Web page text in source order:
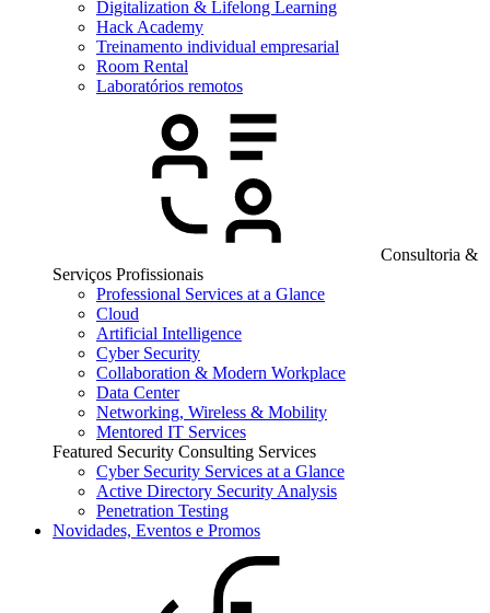
Digitalization & Lifelong Learning
Hack Academy
Treinamento individual empresarial
Room Rental
Laboratórios remotos
Consultoria &
Serviços Profissionais
Professional Services at a Glance
Cloud
Artificial Intelligence
Cyber Security
Collaboration & Modern Workplace
Data Center
Networking, Wireless & Mobility
Mentored IT Services
Featured Security Consulting Services
Cyber Security Services at a Glance
Active Directory Security Analysis
Penetration Testing
Novidades, Eventos e Promos